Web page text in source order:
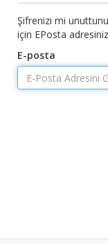
Şifrenizi mi
için EPosta
E-posta